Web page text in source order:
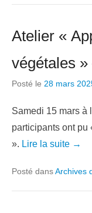
Atelier «
végétales
Posté le 28 mars
Samedi 15 mars à
participants ont pu
». Lire la suite →
Posté dansArchives